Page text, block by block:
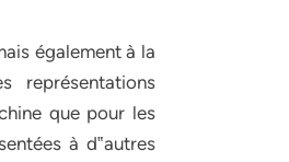
également à la
représentations
que pour les
à d‟autres